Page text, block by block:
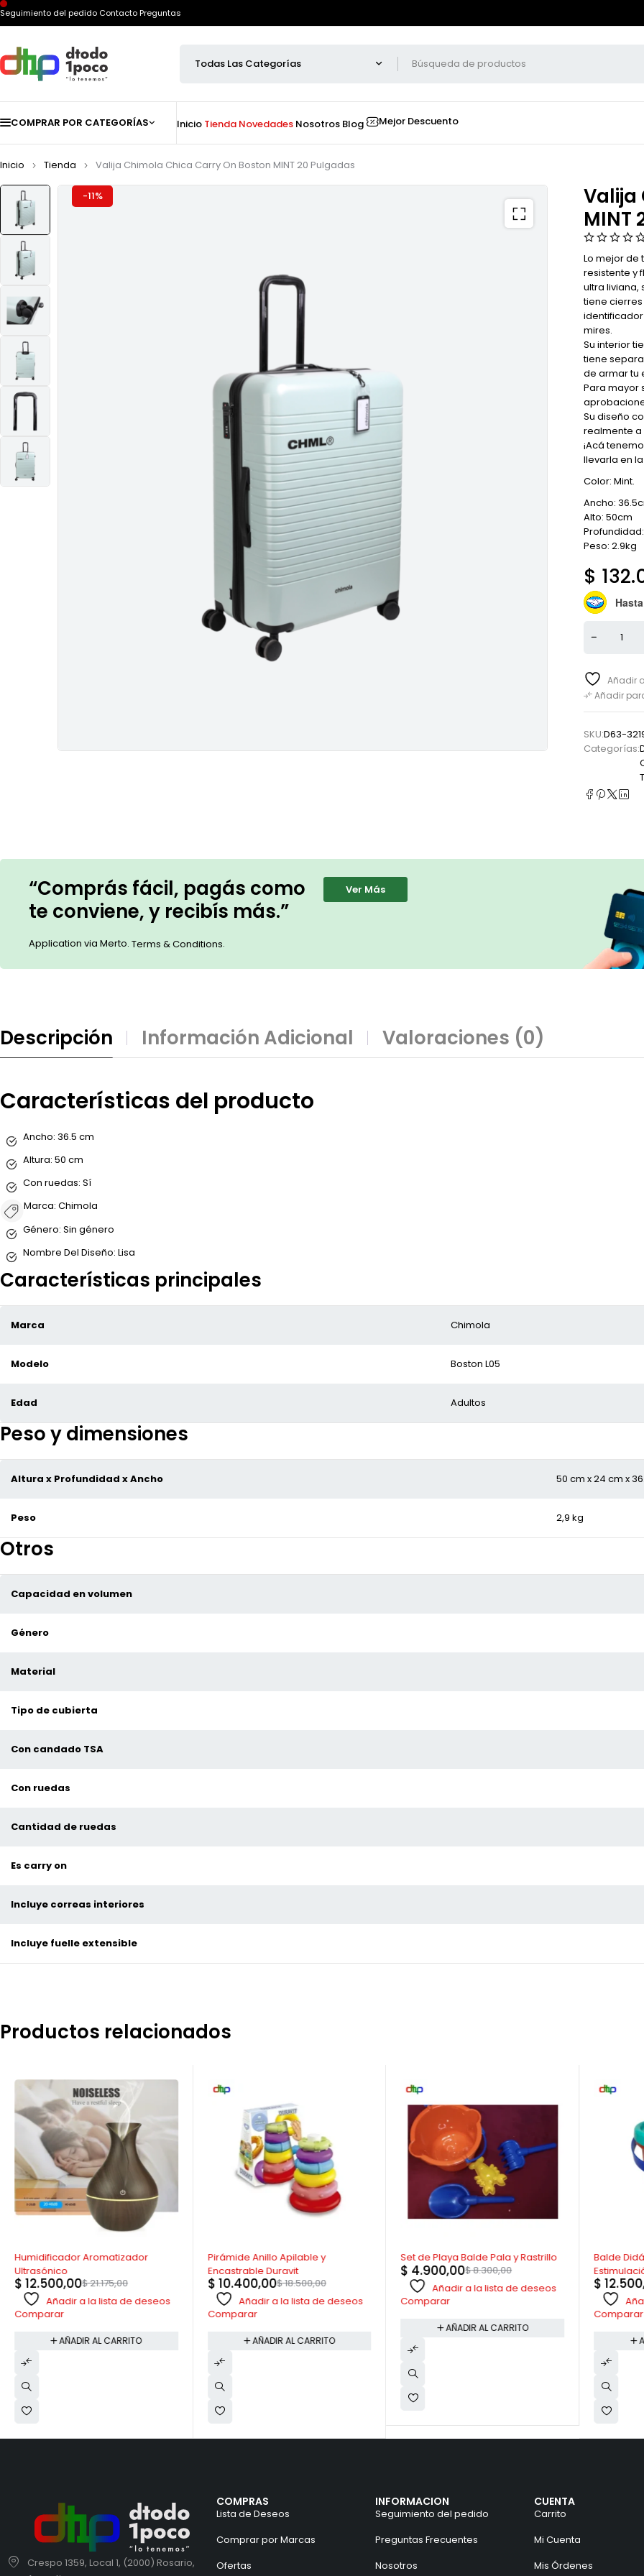
Seguimiento del pedido ContactoPreguntas
COMPRAR POR CATEGORÍAS Inicio Tienda Novedades Nosotros Blog Mejor Descuento
Inicio Tienda Valija Chimola Chica Carry On Boston MINT 20 Pulgadas
-11%
Valija
MINT
Lo mejor de
resistente y
ultra liviana,
tiene
mires.
Su interior
tiene
de armar tu
Para mayor
Su diseño
realmente a
¡Acá
llevarla en
Color: Mint.
Ancho:
Alto: 50cm
Peso: 2.9kg
$
Añadir
Añadir
SKU:D63-
Categorías:
“Comprás fácil, pagás como
te conviene, y recibís más.”
Application via Merto. Terms & Conditions.
Ver Más
Descripción Información Adicional Valoraciones (0)
Características del producto
Ancho: 36.5 cm
Altura: 50 cm
Con ruedas: Sí
Marca: Chimola
Género: Sin género
Nombre Del Diseño: Lisa
Características principales
Marca Chimola
Modelo Boston L05
Edad Adultos
Peso y dimensiones
Altura x Profundidad x Ancho 50 cm x 24 cm x
Peso 2,9 kg
Otros
Capacidad en volumen
Género
Material
Tipo de cubierta
Con candado TSA
Con ruedas
Cantidad de ruedas
Es carry on
Incluye correas interiores
Incluye fuelle extensible
Productos relacionados
-41%
Humidificador Aromatizador
Ultrasónico
$21.175,00
$ 12.500,00
Añadir a la lista de deseos
Comparar
AÑADIR AL CARRITO
-44%
Pirámide Anillo Apilable y
Encastrable Duravit
$18.500,00
$ 10.400,00
Añadir a la lista de deseos
Comparar
AÑADIR AL CARRITO
-41%
Set de Playa Balde Pala y Rastrillo
$8.300,00
$ 4.900,00
Añadir a la lista de deseos
Comparar
AÑADIR AL CARRITO
-36%
Balde
Risa
$
Comparar
Crespo 1359, Local 1, (2000) Rosario,
COMPRAS
Lista de Deseos
Comprar por Marcas
Ofertas
INFORMACION
Seguimiento del pedido
Preguntas Frecuentes
Nosotros
CUENTA
Carrito
Mi Cuenta
Mis Órdenes